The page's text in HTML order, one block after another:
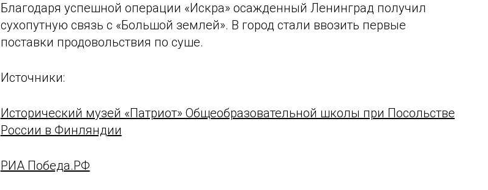
Благодаря успешной операции «Искра» осажденный Ленинград получил
сухопутную связь с «Большой землей». В город стали ввозить первые
поставки продовольствия по суше.
Источники:
Исторический музей «Патриот» Общеобразовательной школы при Посольстве
России в Финляндии
РИА Победа.РФ